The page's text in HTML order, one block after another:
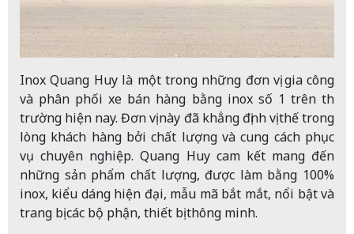
Inox Quang Huy là một trong những đơn vị gia công
và phân phối xe bán hàng bằng inox số 1 trên thị
trường hiện nay. Đơn vị này đã khẳng định vị thế trong
lòng khách hàng bởi chất lượng và cung cách phục
vụ chuyên nghiệp. Quang Huy cam kết mang đến
những sản phẩm chất lượng, được làm bằng 100%
inox, kiểu dáng hiện đại, mẫu mã bắt mắt, nổi bật và
trang bị các bộ phận, thiết bị thông minh.